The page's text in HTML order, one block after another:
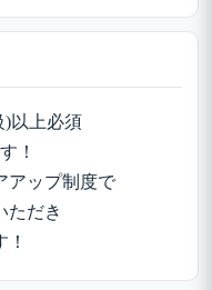
)以上必須
！
アップ制度で
ただき